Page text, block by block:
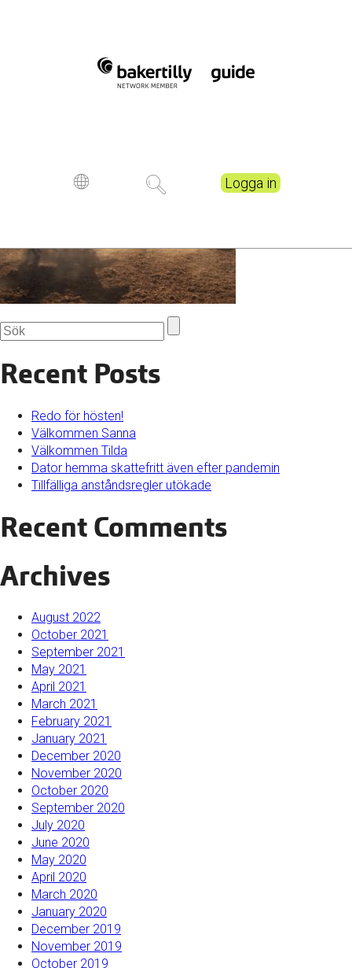
Logga in
friskvårdsbidraget
Recent Posts
Redo för hösten!
Välkommen Sanna
Välkommen Tilda
Dator hemma skattefritt även efter pandemin
Tillfälliga anståndsregler utökade
Recent Comments
Archives
August 2022
October 2021
September 2021
May 2021
April 2021
March 2021
February 2021
January 2021
December 2020
November 2020
October 2020
September 2020
July 2020
June 2020
May 2020
April 2020
March 2020
January 2020
December 2019
November 2019
October 2019